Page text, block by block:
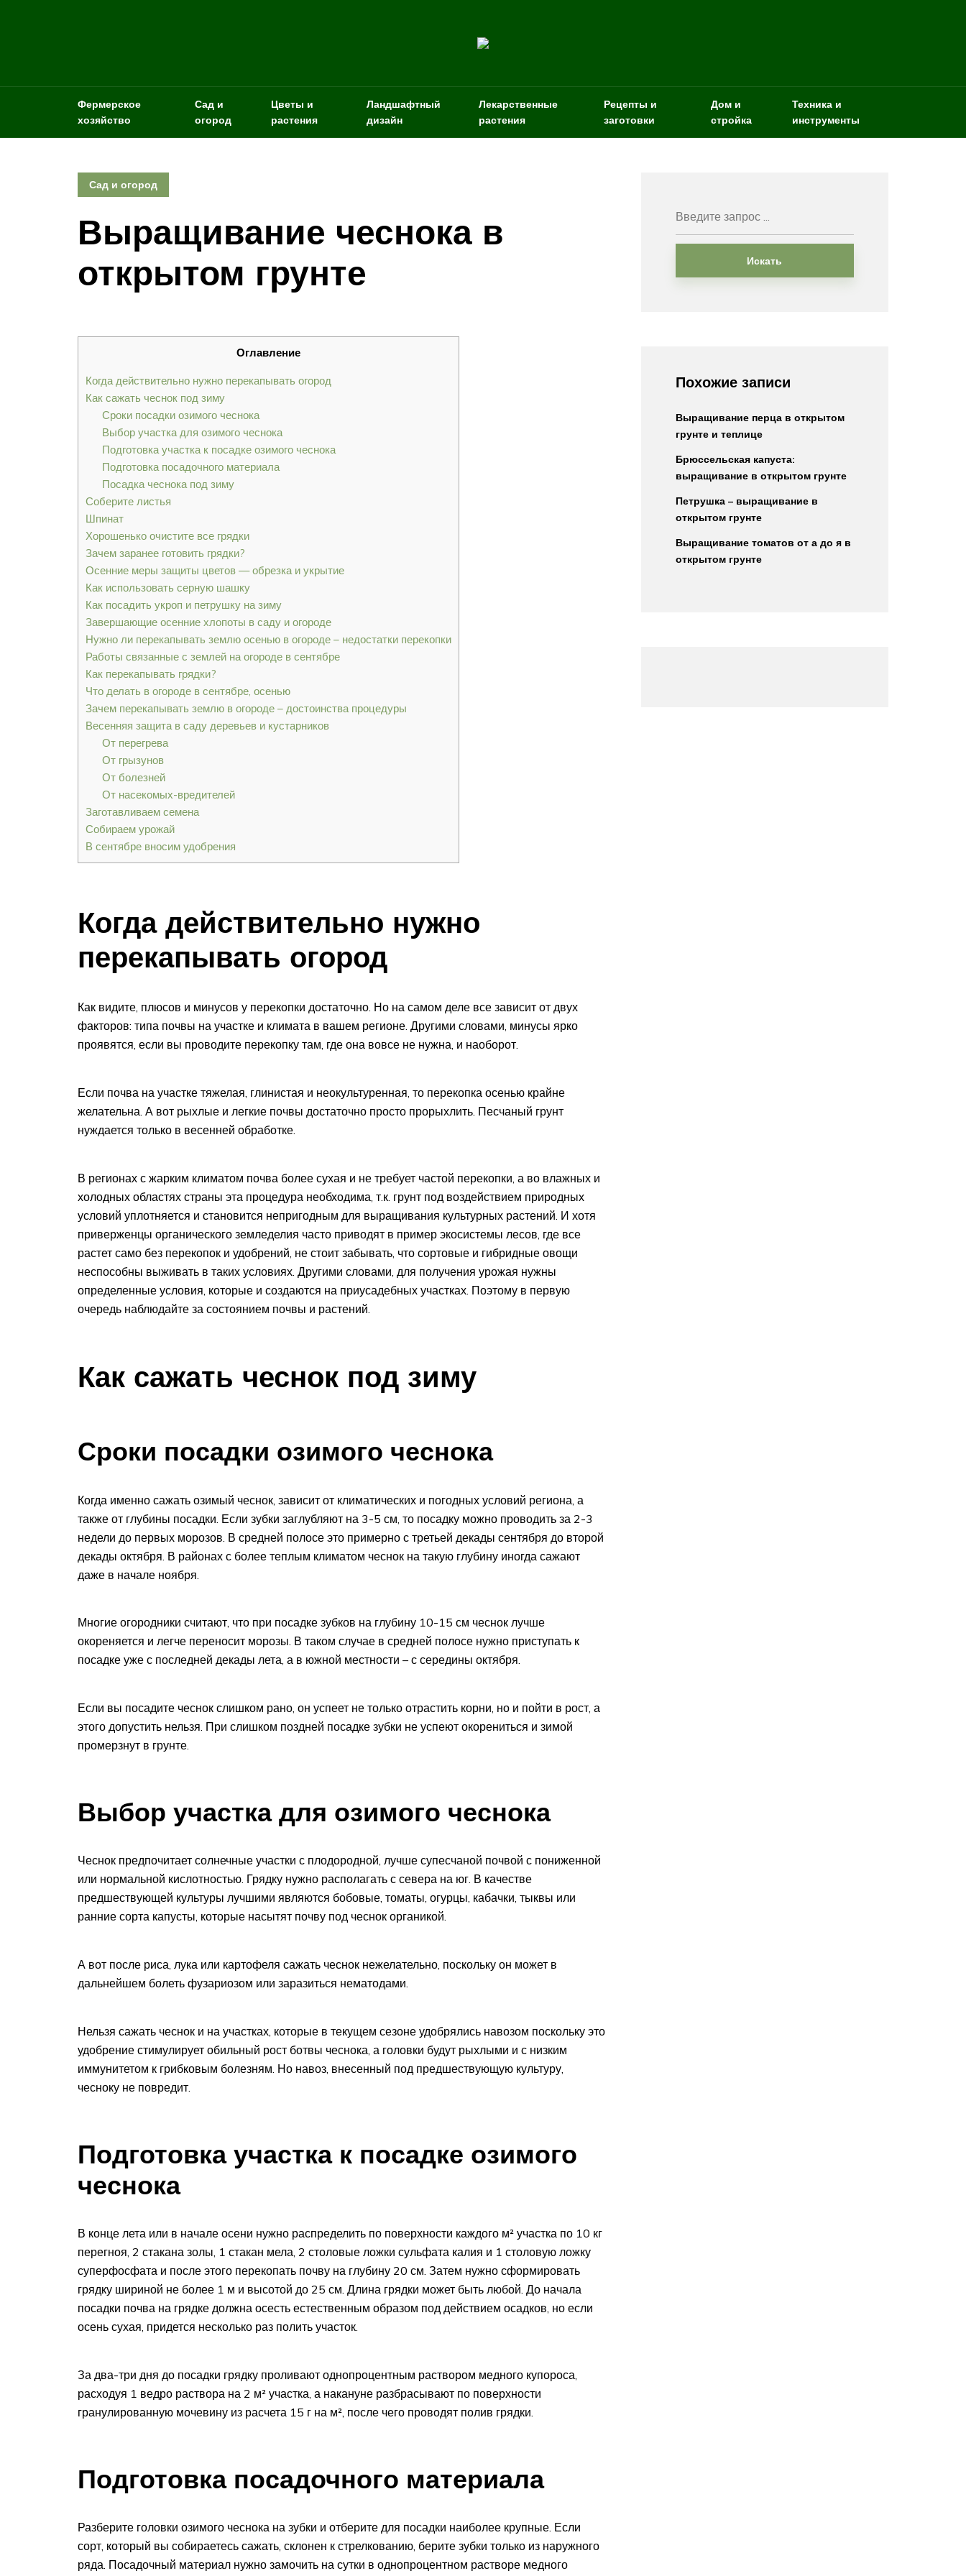
Фермерское
хозяйство
Сад и
огород
Цветы и
растения
Ландшафтный
дизайн
Лекарственные
растения
Рецепты и
заготовки
Дом и
стройка
Техника и
инструменты
Сад и огород
Выращивание чеснока в
открытом грунте
Оглавление
Когда действительно нужно перекапывать огород
Как сажать чеснок под зиму
Сроки посадки озимого чеснока
Выбор участка для озимого чеснока
Подготовка участка к посадке озимого чеснока
Подготовка посадочного материала
Посадка чеснока под зиму
Соберите листья
Шпинат
Хорошенько очистите все грядки
Зачем заранее готовить грядки?
Осенние меры защиты цветов — обрезка и укрытие
Как использовать серную шашку
Как посадить укроп и петрушку на зиму
Завершающие осенние хлопоты в саду и огороде
Нужно ли перекапывать землю осенью в огороде – недостатки перекопки
Работы связанные с землей на огороде в сентябре
Как перекапывать грядки?
Что делать в огороде в сентябре, осенью
Зачем перекапывать землю в огороде – достоинства процедуры
Весенняя защита в саду деревьев и кустарников
От перегрева
От грызунов
От болезней
От насекомых-вредителей
Заготавливаем семена
Собираем урожай
В сентябре вносим удобрения
Когда действительно нужно
перекапывать огород
Как видите, плюсов и минусов у перекопки достаточно. Но на самом деле все зависит от двух
факторов: типа почвы на участке и климата в вашем регионе. Другими словами, минусы ярко
проявятся, если вы проводите перекопку там, где она вовсе не нужна, и наоборот.
Если почва на участке тяжелая, глинистая и неокультуренная, то перекопка осенью крайне
желательна. А вот рыхлые и легкие почвы достаточно просто прорыхлить. Песчаный грунт
нуждается только в весенней обработке.
В регионах с жарким климатом почва более сухая и не требует частой перекопки, а во влажных и
холодных областях страны эта процедура необходима, т.к. грунт под воздействием природных
условий уплотняется и становится непригодным для выращивания культурных растений. И хотя
приверженцы органического земледелия часто приводят в пример экосистемы лесов, где все
растет само без перекопок и удобрений, не стоит забывать, что сортовые и гибридные овощи
неспособны выживать в таких условиях. Другими словами, для получения урожая нужны
определенные условия, которые и создаются на приусадебных участках. Поэтому в первую
очередь наблюдайте за состоянием почвы и растений.
Как сажать чеснок под зиму
Сроки посадки озимого чеснока
Когда именно сажать озимый чеснок, зависит от климатических и погодных условий региона, а
также от глубины посадки. Если зубки заглубляют на 3-5 см, то посадку можно проводить за 2-3
недели до первых морозов. В средней полосе это примерно с третьей декады сентября до второй
декады октября. В районах с более теплым климатом чеснок на такую глубину иногда сажают
даже в начале ноября.
Многие огородники считают, что при посадке зубков на глубину 10-15 см чеснок лучше
окореняется и легче переносит морозы. В таком случае в средней полосе нужно приступать к
посадке уже с последней декады лета, а в южной местности – с середины октября.
Если вы посадите чеснок слишком рано, он успеет не только отрастить корни, но и пойти в рост, а
этого допустить нельзя. При слишком поздней посадке зубки не успеют окорениться и зимой
промерзнут в грунте.
Выбор участка для озимого чеснока
Чеснок предпочитает солнечные участки с плодородной, лучше супесчаной почвой с пониженной
или нормальной кислотностью. Грядку нужно располагать с севера на юг. В качестве
предшествующей культуры лучшими являются бобовые, томаты, огурцы, кабачки, тыквы или
ранние сорта капусты, которые насытят почву под чеснок органикой.
А вот после риса, лука или картофеля сажать чеснок нежелательно, поскольку он может в
дальнейшем болеть фузариозом или заразиться нематодами.
Нельзя сажать чеснок и на участках, которые в текущем сезоне удобрялись навозом поскольку это
удобрение стимулирует обильный рост ботвы чеснока, а головки будут рыхлыми и с низким
иммунитетом к грибковым болезням. Но навоз, внесенный под предшествующую культуру,
чесноку не повредит.
Подготовка участка к посадке озимого
чеснока
В конце лета или в начале осени нужно распределить по поверхности каждого м² участка по 10 кг
перегноя, 2 стакана золы, 1 стакан мела, 2 столовые ложки сульфата калия и 1 столовую ложку
суперфосфата и после этого перекопать почву на глубину 20 см. Затем нужно сформировать
грядку шириной не более 1 м и высотой до 25 см. Длина грядки может быть любой. До начала
посадки почва на грядке должна осесть естественным образом под действием осадков, но если
осень сухая, придется несколько раз полить участок.
За два-три дня до посадки грядку проливают однопроцентным раствором медного купороса,
расходуя 1 ведро раствора на 2 м² участка, а накануне разбрасывают по поверхности
гранулированную мочевину из расчета 15 г на м², после чего проводят полив грядки.
Подготовка посадочного материала
Разберите головки озимого чеснока на зубки и отберите для посадки наиболее крупные. Если
сорт, который вы собираетесь сажать, склонен к стрелкованию, берите зубки только из наружного
ряда. Посадочный материал нужно замочить на сутки в однопроцентном растворе медного
Искать
Похожие записи
Выращивание перца в открытом
грунте и теплице
Брюссельская капуста:
выращивание в открытом грунте
Петрушка – выращивание в
открытом грунте
Выращивание томатов от а до я в
открытом грунте